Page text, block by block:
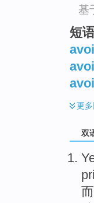
基
短
更多
双
而